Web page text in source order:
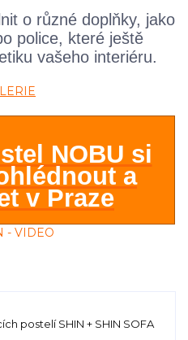
o různé doplňky, jako
police, které ještě
vašeho interiéru.
NOBU si
a
v Praze
postelí SHIN + SHIN SOFA